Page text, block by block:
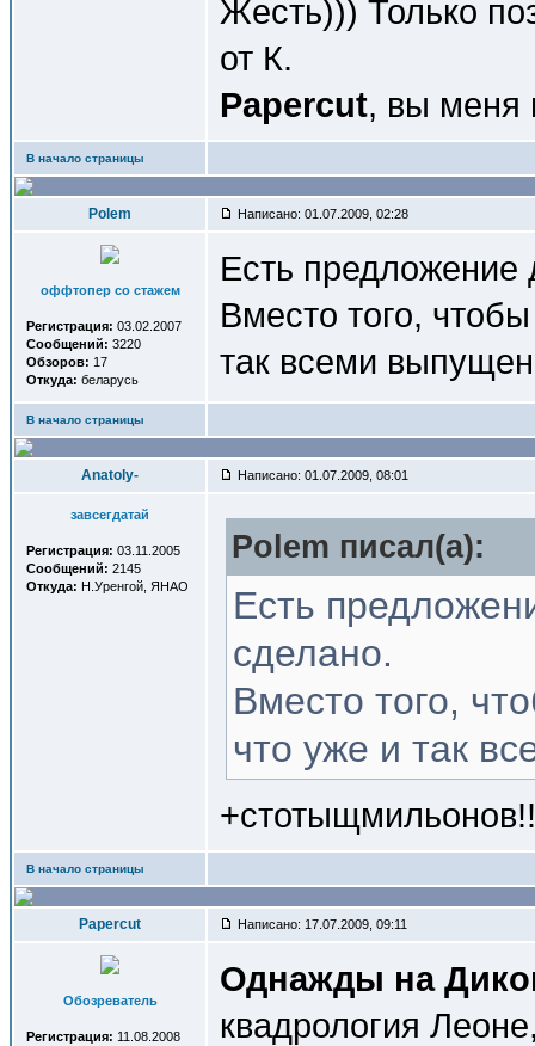
Жесть))) Только
от К.
Papercut, вы меня
В начало страницы
Polem Написано: 01.07.2009, 02:28
оффтопер со стажем
Регистрация: 03.02.2007
Сообщений: 3220
Обзоров: 17
Откуда: беларусь
Есть предложение
Вместо того,
так всеми
В начало страницы
Anatoly- Написано: 01.07.2009, 08:01
завсегдатай
Регистрация: 03.11.2005
Сообщений: 2145
Откуда: Н.Уренгой, ЯНАО
Polem писал(a):
Есть
сделано.
Вместо того,
что уже и так
В начало страницы
Papercut Написано: 17.07.2009, 09:11
Обозреватель
Регистрация: 11.08.2008
Однажды на
квадрология